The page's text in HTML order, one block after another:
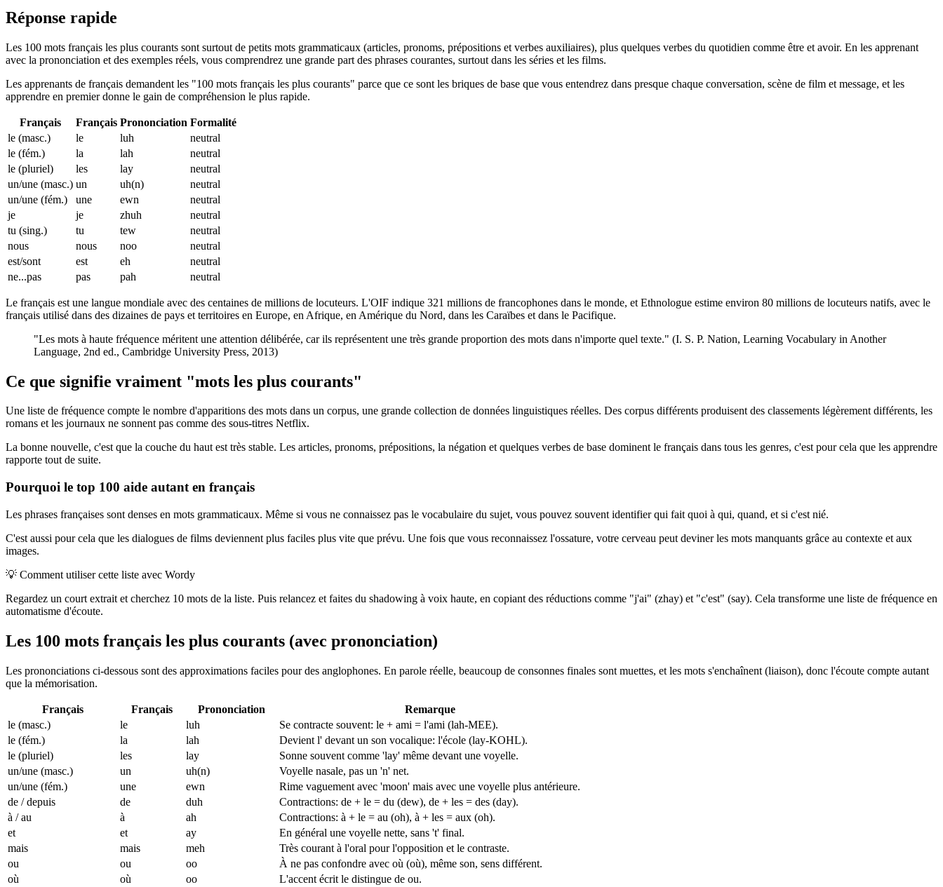
Réponse rapide
Les 100 mots français les plus courants sont surtout de petits mots grammaticaux (articles, pronoms, prépositions et verbes auxiliaires), plus quelques verbes du quotidien comme être et avoir. En les apprenant
avec la prononciation et des exemples réels, vous comprendrez une grande part des phrases courantes, surtout dans les séries et les films.
Les apprenants de français demandent les "100 mots français les plus courants" parce que ce sont les briques de base que vous entendrez dans presque chaque conversation, scène de film et message, et les
apprendre en premier donne le gain de compréhension le plus rapide.
Français Français Prononciation Formalité
le (masc.)
le luh
neutral
le (fém.)
la lah
neutral
le (pluriel)
les lay
neutral
un/une (masc.) un uh(n)
neutral
un/une (fém.)
une ewn
neutral
je
je zhuh
neutral
tu (sing.)
tu tew
neutral
nous
nous noo
neutral
est/sont
est eh
neutral
ne...pas
pas pah neutral
Le français est une langue mondiale avec des centaines de millions de locuteurs. L'OIF indique 321 millions de francophones dans le monde, et Ethnologue estime environ 80 millions de locuteurs natifs, avec le
français utilisé dans des dizaines de pays et territoires en Europe, en Afrique, en Amérique du Nord, dans les Caraïbes et dans le Pacifique.
"Les mots à haute fréquence méritent une attention délibérée, car ils représentent une très grande proportion des mots dans n'importe quel texte." (I. S. P. Nation, Learning Vocabulary in Another
Language, 2nd ed., Cambridge University Press, 2013)
Ce que signifie vraiment "mots les plus courants"
Une liste de fréquence compte le nombre d'apparitions des mots dans un corpus, une grande collection de données linguistiques réelles. Des corpus différents produisent des classements légèrement différents, les
romans et les journaux ne sonnent pas comme des sous-titres Netflix.
La bonne nouvelle, c'est que la couche du haut est très stable. Les articles, pronoms, prépositions, la négation et quelques verbes de base dominent le français dans tous les genres, c'est pour cela que les apprendre
rapporte tout de suite.
Pourquoi le top 100 aide autant en français
Les phrases françaises sont denses en mots grammaticaux. Même si vous ne connaissez pas le vocabulaire du sujet, vous pouvez souvent identifier qui fait quoi à qui, quand, et si c'est nié.
C'est aussi pour cela que les dialogues de films deviennent plus faciles plus vite que prévu. Une fois que vous reconnaissez l'ossature, votre cerveau peut deviner les mots manquants grâce au contexte et aux
images.
💡 Comment utiliser cette liste avec Wordy
Regardez un court extrait et cherchez 10 mots de la liste. Puis relancez et faites du shadowing à voix haute, en copiant des réductions comme "j'ai" (zhay) et "c'est" (say). Cela transforme une liste de fréquence en
automatisme d'écoute.
Les 100 mots français les plus courants (avec prononciation)
Les prononciations ci-dessous sont des approximations faciles pour des anglophones. En parole réelle, beaucoup de consonnes finales sont muettes, et les mots s'enchaînent (liaison), donc l'écoute compte autant
que la mémorisation.
Français Français Prononciation
Remarque
le (masc.)
le luh
Se contracte souvent: le + ami = l'ami (lah-MEE).
le (fém.)
la lah
Devient l' devant un son vocalique: l'école (lay-KOHL).
le (pluriel)
les lay
Sonne souvent comme 'lay' même devant une voyelle.
un/une (masc.)
un uh(n)
Voyelle nasale, pas un 'n' net.
un/une (fém.)
une ewn
Rime vaguement avec 'moon' mais avec une voyelle plus antérieure.
de / depuis
de duh
Contractions: de + le = du (dew), de + les = des (day).
à / au
à ah
Contractions: à + le = au (oh), à + les = aux (oh).
et
et ay
En général une voyelle nette, sans 't' final.
mais
mais meh
Très courant à l'oral pour l'opposition et le contraste.
ou
ou oo
À ne pas confondre avec où (où), même son, sens différent.
où
où oo
L'accent écrit le distingue de ou.